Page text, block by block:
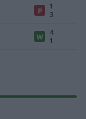
P
1
3
W
4
1